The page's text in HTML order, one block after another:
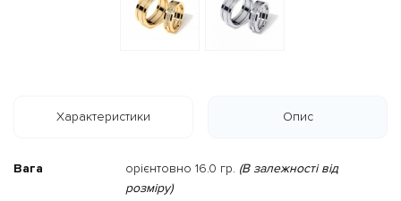
Характеристики Опис
Вага орієнтовно 16.0 гр. (В залежності від
розміру)